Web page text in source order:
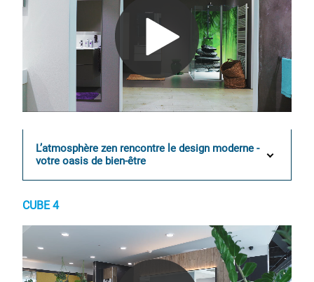
0:00 / 0:13
L’atmosphère zen rencontre le design moderne -
votre oasis de bien-être
CUBE 4